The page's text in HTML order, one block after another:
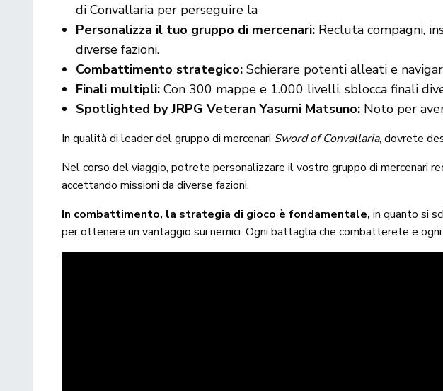
di Convallaria per perseguire la
Personalizza il tuo gruppo di mercenari: Recluta compagni,
diverse fazioni.
Combattimento strategico: Schierare potenti alleati e
Finali multipli: Con 300 mappe e 1.000 livelli, sblocca finali
Spotlighted by JRPG Veteran Yasumi Matsuno: Noto per
In qualità di leader del gruppo di mercenari Sword of Convallaria, dovrete
Nel corso del viaggio, potrete personalizzare il vostro gruppo di mercenari
accettando missioni da diverse fazioni.
In combattimento, la strategia di gioco è fondamentale, in quanto si
per ottenere un vantaggio sui nemici. Ogni battaglia che combatterete e